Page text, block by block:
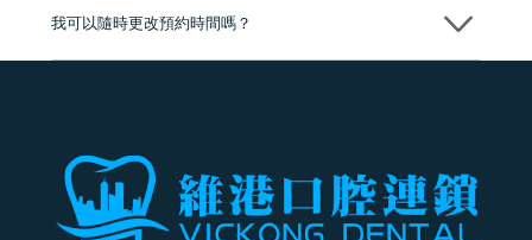
我可以隨時更改預約時間嗎？